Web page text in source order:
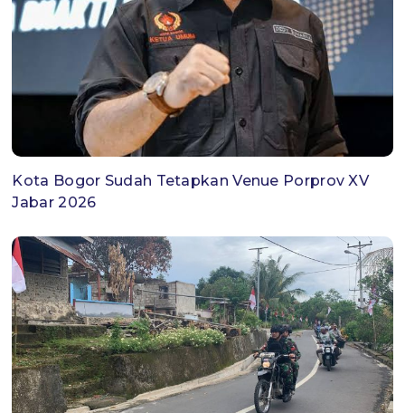
Kota Bogor Sudah Tetapkan Venue Porprov XV
Jabar 2026